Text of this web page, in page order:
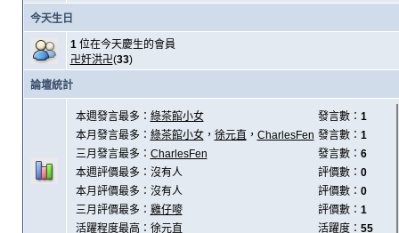
今天生日
1位在今天慶生的會員
卍奸洪卍(33)
論壇統計
本週發言最多： 綠茶館小女 發言數： 1
本月發言最多： 綠茶館小女， 徐元直 ， CharlesFen 發言數： 1
三月發言最多： CharlesFen 發言數： 6
本週評價最多：沒有人
評價數： 0
本月評價最多：沒有人
評價數： 0
三月評價最多： 雞仔嘜 評價數： 1
活躍程度最高： 徐元直 活躍度： 55